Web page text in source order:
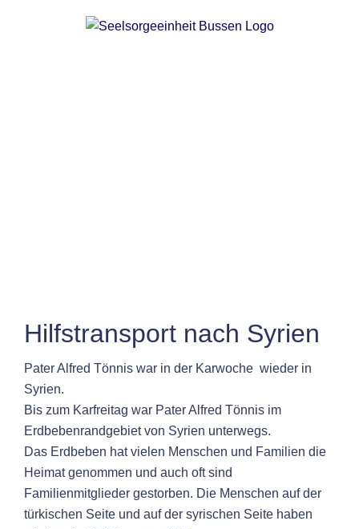
Hilfstransport nach Syrien
Pater Alfred Tönnis war in der Karwoche wieder in
Syrien.
Bis zum Karfreitag war Pater Alfred Tönnis im
Erdbebenrandgebiet von Syrien unterwegs.
Das Erdbeben hat vielen Menschen und Familien die
Heimat genommen und auch oft sind
Familienmitglieder gestorben. Die Menschen auf der
türkischen Seite und auf der syrischen Seite haben